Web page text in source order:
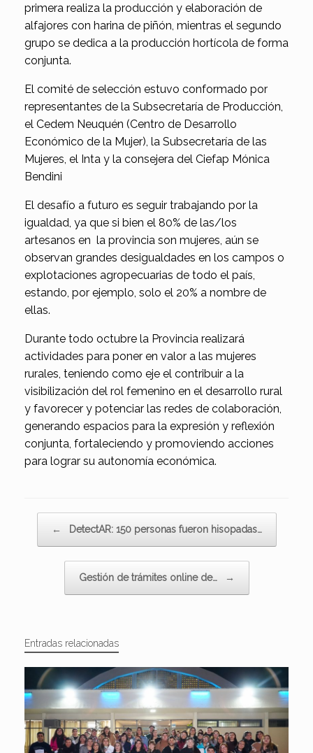
primera realiza la producción y elaboración de
alfajores con harina de piñón, mientras el segundo
grupo se dedica a la producción hortícola de forma
conjunta.
El comité de selección estuvo conformado por
representantes de la Subsecretaría de Producción,
el Cedem Neuquén (Centro de Desarrollo
Económico de la Mujer), la Subsecretaría de las
Mujeres, el Inta y la consejera del Ciefap Mónica
Bendini
El desafío a futuro es seguir trabajando por la
igualdad, ya que si bien el 80% de las/los
artesanos en la provincia son mujeres, aún se
observan grandes desigualdades en los campos o
explotaciones agropecuarias de todo el país,
estando, por ejemplo, solo el 20% a nombre de
ellas.
Durante todo octubre la Provincia realizará
actividades para poner en valor a las mujeres
rurales, teniendo como eje el contribuir a la
visibilización del rol femenino en el desarrollo rural
y favorecer y potenciar las redes de colaboración,
generando espacios para la expresión y reflexión
conjunta, fortaleciendo y promoviendo acciones
para lograr su autonomía económica.
← DetectAR: 150 personas fueron hisopadas…
Gestión de trámites online de… →
Entradas relacionadas